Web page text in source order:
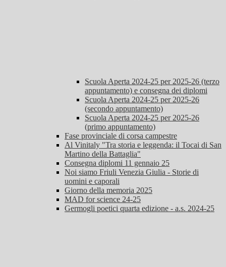
Scuola Aperta 2024-25 per 2025-26 (terzo
appuntamento) e consegna dei diplomi
Scuola Aperta 2024-25 per 2025-26
(secondo appuntamento)
Scuola Aperta 2024-25 per 2025-26
(primo appuntamento)
Fase provinciale di corsa campestre
Al Vinitaly "Tra storia e leggenda: il Tocai di San
Martino della Battaglia"
Consegna diplomi 11 gennaio 25
Noi siamo Friuli Venezia Giulia - Storie di
uomini e caporali
Giorno della memoria 2025
MAD for science 24-25
Germogli poetici quarta edizione - a.s. 2024-25